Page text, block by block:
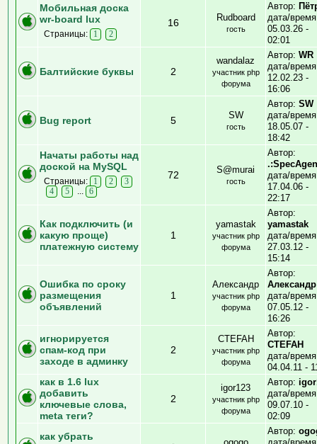
Мобильная доска
wr-board lux
Страницы: 1 2
16 Rudboard
гость
Автор:
дата/
05.03.26 -
02:01
Балтийские буквы 2
wandalaz
участник php
форума
Автор: WR
дата/
12.02.23 -
16:06
Bug report 5 SW
гость
Автор: SW
дата/
18.05.07 -
18:42
Начаты работы над
доской на MySQL
Страницы: 1 2
3
4
5 6
72 S@murai
гость
Автор:
дата/
17.04.06 -
22:17
Как подключить (и
какую проще)
платежную систему
1
yamastak
участник php
форума
Автор:
yamastak
дата/
27.03.12 -
15:14
Ошибка по сроку
размещения
объявлений
1
Александр
участник php
форума
Автор:
Александр
дата/
07.05.12 -
16:26
игнорируется
спам-код при
заходе в админку
2
CTEFAH
участник php
форума
Автор:
CTEFAH
дата/
04.04.11 -
как в 1.6 lux
добавить
ключевые слова,
meta теги?
2
igor123
участник php
форума
Автор:
дата/
09.07.10 -
02:09
как убрать
Автор: